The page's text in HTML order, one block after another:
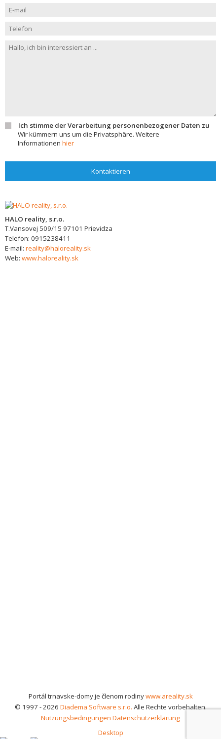
Ich stimme der Verarbeitung personenbezogener Daten zu
Wir kümmern uns um die Privatsphäre. Weitere
Informationen hier
Kontaktieren
HALO reality, s.r.o.
T.Vansovej 509/15 97101 Prievidza
Telefon: 0915238411
E-mail: reality@haloreality.sk
Web: www.haloreality.sk
Portál trnavske-domy je členom rodinywww.areality.sk
© 1997 - 2026 Diadema Software s.r.o. Alle Rechte vorbehalten.
Nutzungsbedingungen Datenschutzerklärung
Desktop